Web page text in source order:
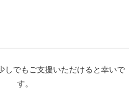
しでもご支援いただけると幸いで
す。